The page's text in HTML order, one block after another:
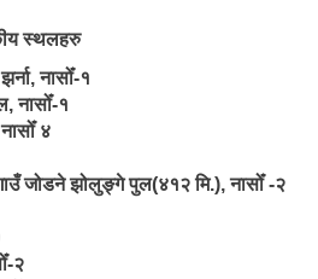
स्थलहरु
नासोँ-१
नासोँ-१
४
जोडने झोलुङ्गे पुल(४१२ मि.), नासोँ -२
२